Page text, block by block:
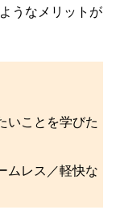
うなメリットが
いことを学びた
ムレス／軽快な